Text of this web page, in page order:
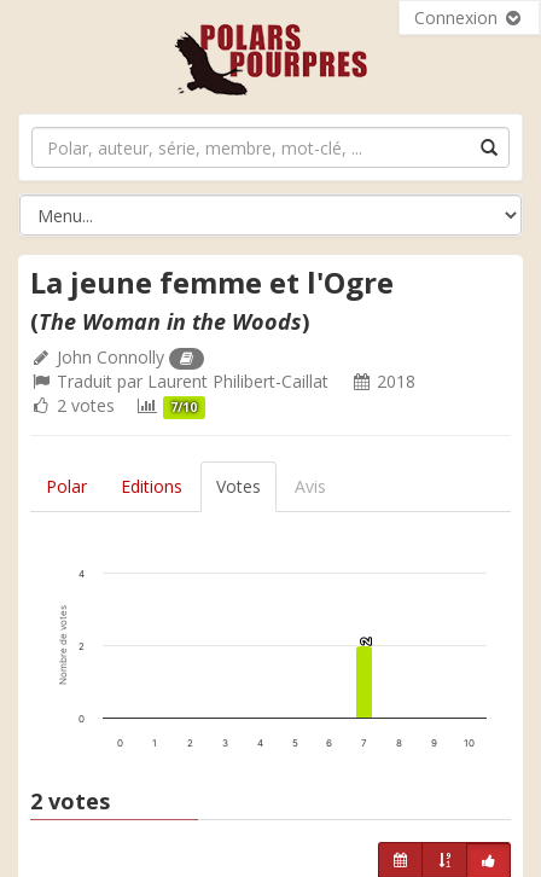
Connexion
La jeune femme et l'Ogre
(The Woman in the Woods)
John Connolly
Traduit par Laurent Philibert-Caillat
2018
2 votes
7/10
Polar Editions Votes Avis
Nombre de votes 2
2
0 1 2 3 4 5 6 7 8 9 10
0
2
4
2 votes